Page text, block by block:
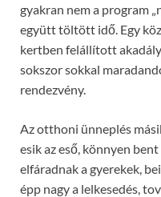
gyakran nem a program
együtt töltött idő. Egy
kertben felállított
sokszor sokkal
rendezvény.
Az otthoni ünneplés
esik az eső, könnyen
elfáradnak a gyerekek,
épp nagy a lelkesedés,